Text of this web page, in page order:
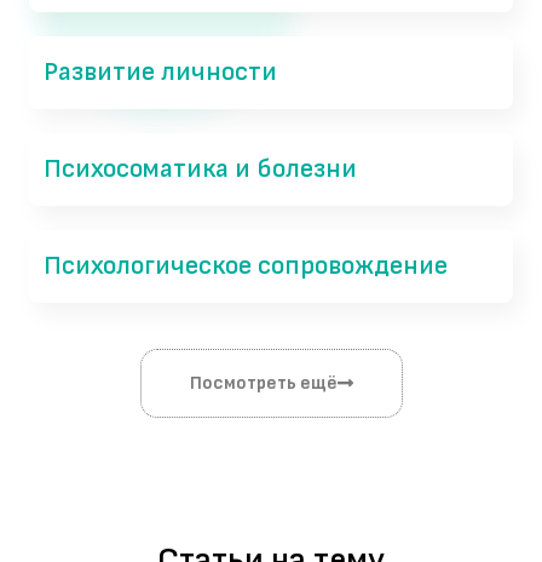
Развитие личности
Психосоматика и болезни
Психологическое сопровождение
Посмотреть ещё